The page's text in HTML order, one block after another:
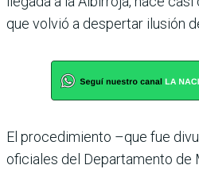
que volvió a despertar ilusión
El procedimiento –que fue
ofi­ciales del Departamento